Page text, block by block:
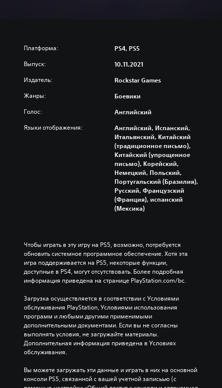
Платформа: PS4, PS5
Выпуск: 10.11.2021
Издатель: Rockstar Games
Жанры: Боевики
Голос: Английский
Языки отображения:
Английский, Испанский,
Итальянский, Китайский
(традиционное письмо),
Китайский (упрощенное
письмо), Корейский,
Немецкий, Польский,
Португальский (Бразилия),
Русский, Французский
(Франция), испанский
(Мексика)
Чтобы играть в эту игру на PS5, возможно, потребуется
обновить системное программное обеспечение. Хотя эта
игра поддерживается на PS5, некоторые функции,
доступные в PS4, могут отсутствовать. Более подробная
информация приведена на странице PlayStation.com/bc.
Загрузка осуществляется в соответствии с Условиями
обслуживания PlayStation, Условиями использования
программ и любыми другими применимыми
дополнительными документами. Если вы не согласны
выполнять условия, не загружайте материалы.
Дополнительная информация приведена в Условиях
обслуживания.
Вы можете загружать эти данные и играть в них на основной
консоли PS5, связанной с вашей учетной записьью (с